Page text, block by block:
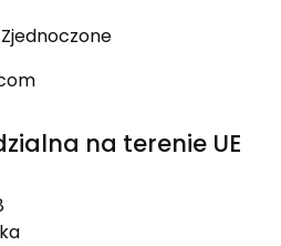
na terenie UE